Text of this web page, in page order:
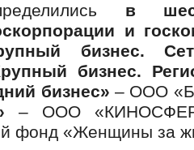
в
и
бизнес.
бизнес.
бизнес» – ООО
– ООО
фонд «Женщины за